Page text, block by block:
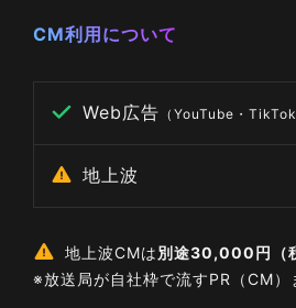
CM利用について
Web広告 （YouTube・
地上波
地上波CMは別途30,000円（
※放送局が自社枠で流すPR（CM）